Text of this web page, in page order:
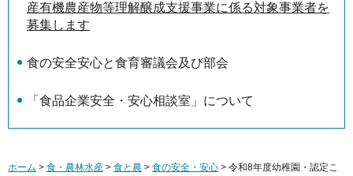
産有機農産物等理解醸成支援事業に係る対象事業者を
募集します
食の安全安心と食育審議会及び部会
「食品企業安全・安心相談室」について
ホーム > 食・農林水産 > 食と農 > 食の安全・安心 > 令和8年度幼稚園・認定こ